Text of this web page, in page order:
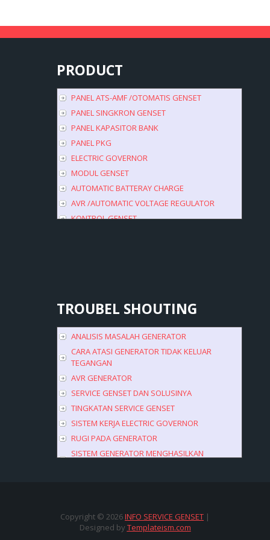
PRODUCT
PANEL ATS-AMF /OTOMATIS GENSET
PANEL SINGKRON GENSET
PANEL KAPASITOR BANK
PANEL PKG
ELECTRIC GOVERNOR
MODUL GENSET
AUTOMATIC BATTERAY CHARGE
AVR /AUTOMATIC VOLTAGE REGULATOR
KONTROL GENSET
TROUBEL SHOUTING
ANALISIS MASALAH GENERATOR
CARA ATASI GENERATOR TIDAK KELUAR
TEGANGAN
AVR GENERATOR
SERVICE GENSET DAN SOLUSINYA
TINGKATAN SERVICE GENSET
SISTEM KERJA ELECTRIC GOVERNOR
RUGI PADA GENERATOR
SISTEM GENERATOR MENGHASILKAN
Copyright © 2026INFO SERVICE GENSET |
Designed by Templateism.com